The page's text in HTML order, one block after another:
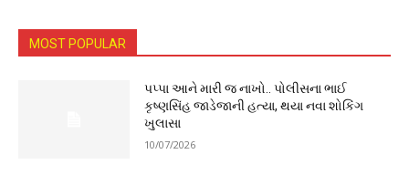
MOST POPULAR
પપ્પા આને મારી જ નાખો.. પોલીસના ભાઈ
કૃષ્ણસિંહ જાડેજાની હત્યા, થયા નવા શોકિંગ
ખુલાસા
10/07/2026